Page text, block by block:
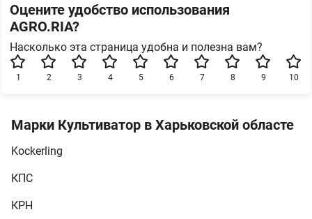
Оцените удобство использования
AGRO.RIA?
Насколько эта страница удобна и полезна вам?
10
9
8
7
6
5
4
3
2
1
Марки Культиватор в Харьковской областе
Kockerling
КПС
КРН